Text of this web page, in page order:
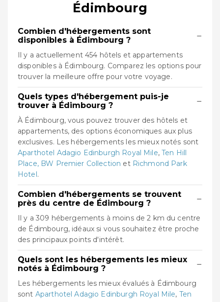
Édimbourg
Combien d'hébergements sont
disponibles à Édimbourg ?
−
Il y a actuellement 454 hôtels et appartements
disponibles à Édimbourg. Comparez les options pour
trouver la meilleure offre pour votre voyage.
Quels types d'hébergement puis-je
trouver à Édimbourg ?
−
À Édimbourg, vous pouvez trouver des hôtels et
appartements, des options économiques aux plus
exclusives. Les hébergements les mieux notés sont
Aparthotel Adagio Edinburgh Royal Mile,Ten Hill
Place, BW Premier Collection et Richmond Park
Hotel.
Combien d'hébergements se trouvent
près du centre de Édimbourg ?
−
Il y a 309 hébergements à moins de 2 km du centre
de Édimbourg, idéaux si vous souhaitez être proche
des principaux points d'intérêt.
Quels sont les hébergements les mieux
notés à Édimbourg ?
−
Les hébergements les mieux évalués à Édimbourg
sont Aparthotel Adagio Edinburgh Royal Mile, Ten